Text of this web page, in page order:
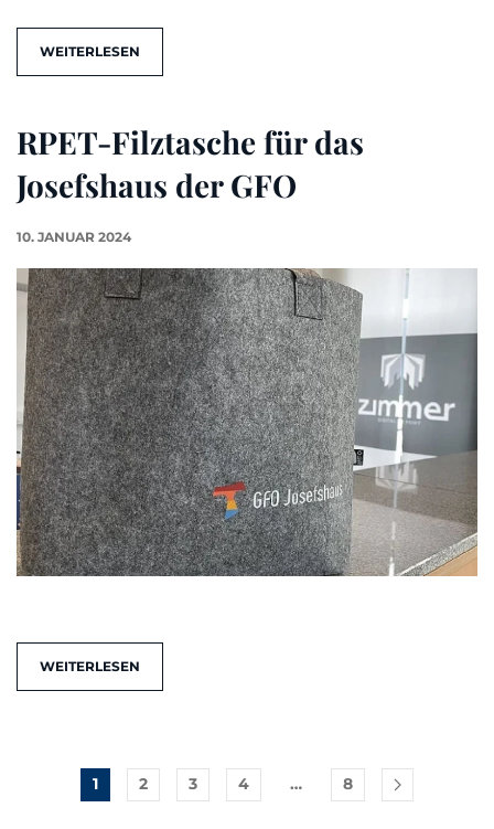
WEITERLESEN
RPET-Filztasche für das
Josefshaus der GFO
10. JANUAR 2024
WEITERLESEN
1 2 3 4 … 8